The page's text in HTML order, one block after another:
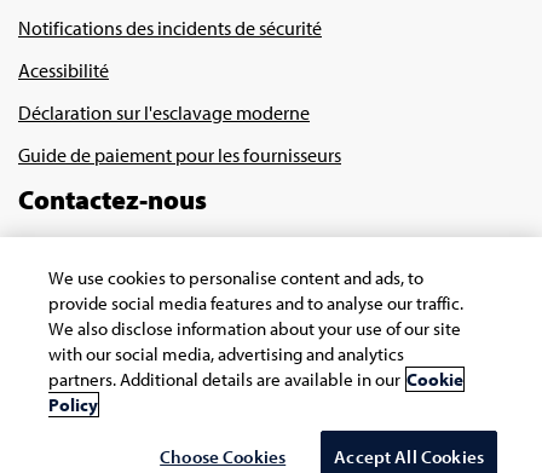
Notifications des incidents de sécurité
Acessibilité
Déclaration sur l'esclavage moderne
Guide de paiement pour les fournisseurs
Contactez-nous
Droits d’auteur © 2025 Infosys Limited
Choisir Pays/région
We use cookies to personalise content and ads, to
provide social media features and to analyse our traffic.
We also disclose information about your use of our site
with our social media, advertising and analytics
partners. Additional details are available in our Cookie
Policy
Choose Cookies Accept All Cookies